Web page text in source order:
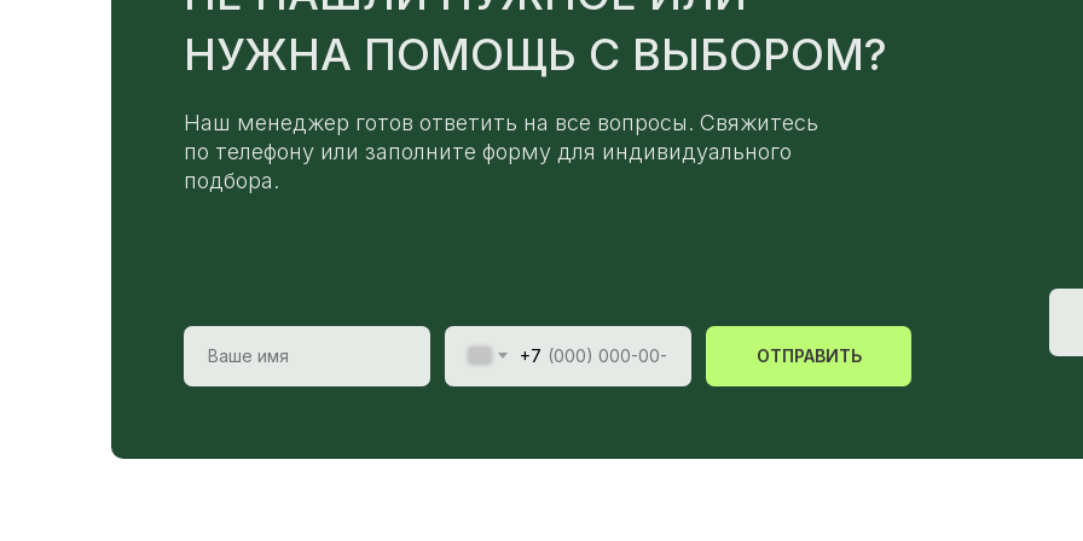
НУЖНА ПОМОЩЬ С ВЫБОРОМ?
Наш менеджер готов ответить на все вопросы. Свяжитесь
по телефону или заполните форму для индивидуального
подбора.
+7 ОТПРАВИТЬ